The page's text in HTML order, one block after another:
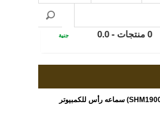
0 منتجات - 0.0 جنية